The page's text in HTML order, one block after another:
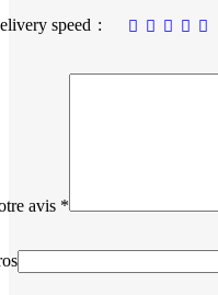
speed
avis *